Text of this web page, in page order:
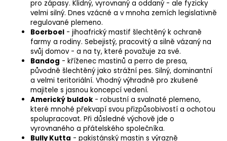
pro zápasy. Klidný, vyrovnaný a oddaný - ale fyzicky
velmi silný. Dnes vzácné a v mnoha zemích legislativně
regulované plemeno.
Boerboel - jihoafrický mastif šlechtěný k ochraně
farmy a rodiny. Sebejistý, pracovitý a silně vázaný na
svůj domov - a na ty, které považuje za své.
Bandog - kříženec mastinů a perro de presa,
původně šlechtěný jako strážní pes. Silný, dominantní
a velmi teritoriální. Vhodný výhradně pro zkušené
majitele s jasnou koncepcí vedení.
Americký buldok- robustní a svalnaté plemeno,
které mnohé překvapí svou přizpůsobivostí a ochotou
spolupracovat. Při důsledné výchově jde o
vyrovnaného a přátelského společníka.
Bully Kutta - pakistánský mastin s výrazně